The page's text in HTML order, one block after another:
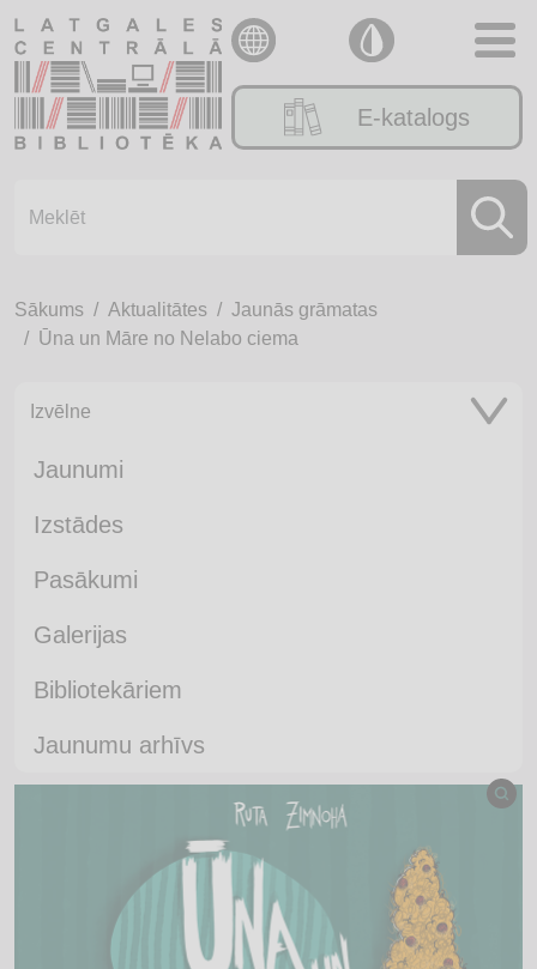
E-katalogs
Sākums Aktualitātes
Jaunās grāmatas
Ūna un Māre no Nelabo ciema
Izvēlne
Jaunumi
Izstādes
Pasākumi
Galerijas
Bibliotekāriem
Jaunumu arhīvs